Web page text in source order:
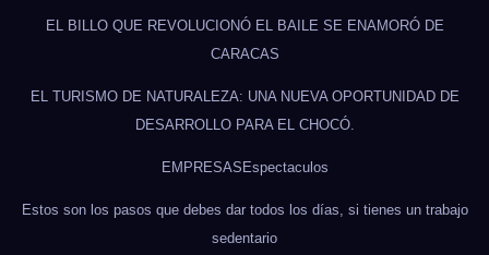
EL BILLO QUE REVOLUCIONÓ EL BAILE SE ENAMORÓ DE
CARACAS
EL TURISMO DE NATURALEZA: UNA NUEVA OPORTUNIDAD DE
DESARROLLO PARA EL CHOCÓ.
EMPRESAS Espectaculos
Estos son los pasos que debes dar todos los días, si tienes un trabajo
sedentario